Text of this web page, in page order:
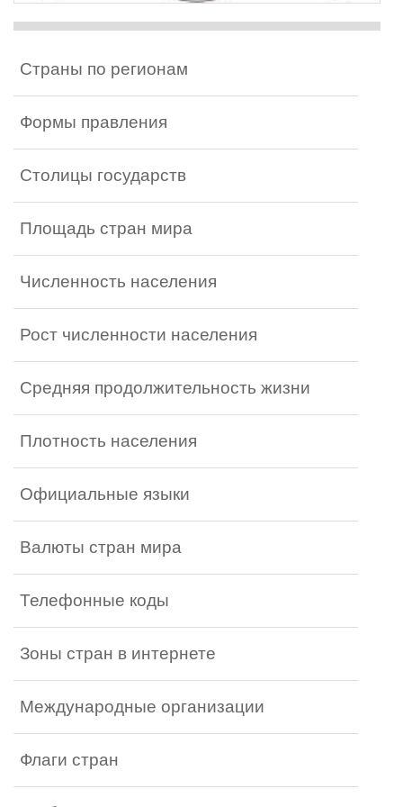
Страны по регионам
Формы правления
Столицы государств
Площадь стран мира
Численность населения
Рост численности населения
Средняя продолжительность жизни
Плотность населения
Официальные языки
Валюты стран мира
Телефонные коды
Зоны стран в интернете
Международные организации
Флаги стран